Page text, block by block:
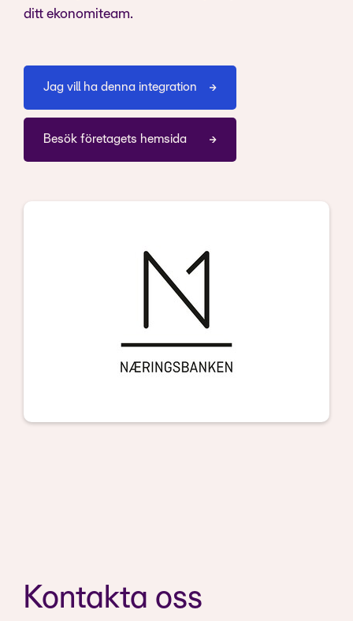
ditt ekonomiteam.
Jag vill ha denna integration
Besök företagets hemsida
Kontakta oss